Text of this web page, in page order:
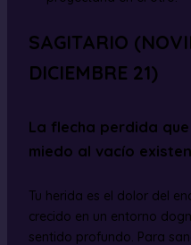
SAGITARIO
DICIEMBRE 21)
La flecha perdida
miedo al vacío
Tu herida es el dolor del
crecido en un entorno
sentido profundo. Para